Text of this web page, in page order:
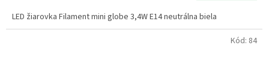
LED žiarovka Filament mini globe 3,4W E14 neutrálna biela
Kód: 84